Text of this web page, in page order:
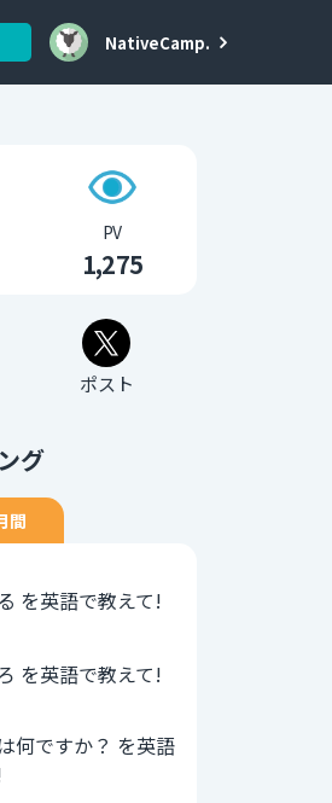
NativeCamp.
PV
1,275
ポスト
グ
間
を英語で教えて!
を英語で教えて!
何ですか？ を英語